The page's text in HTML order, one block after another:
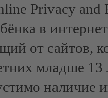
Privacy
в
от сайтов,
младше 13
наличие